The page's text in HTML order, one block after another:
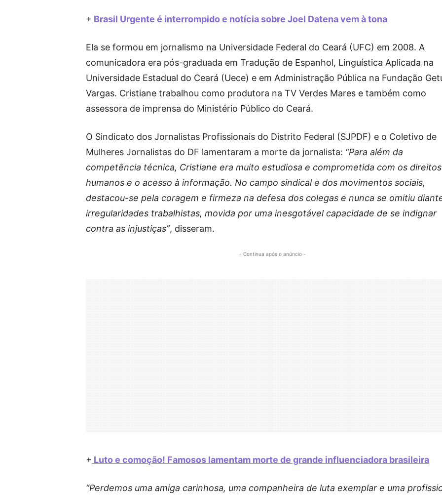
+ Brasil Urgente é interrompido e notícia sobre Joel Datena vem à tona
Ela se formou em jornalismo na Universidade Federal do Ceará (UFC) em 2008. A
comunicadora era pós-graduada em Tradução de Espanhol, Linguística Aplicada na
Universidade Estadual do Ceará (Uece) e em Administração Pública na Fundação
Vargas. Cristiane trabalhou como produtora na TV Verdes Mares e também como
assessora de imprensa do Ministério Público do Ceará.
O Sindicato dos Jornalistas Profissionais do Distrito Federal (SJPDF) e o Coletivo de
Mulheres Jornalistas do DF lamentaram a morte da jornalista: “Para além da
competência técnica, Cristiane era muito estudiosa e comprometida com os direitos
humanos e o acesso à informação. No campo sindical e dos movimentos sociais,
destacou-se pela coragem e firmeza na defesa dos colegas e nunca se omitiu
irregularidades trabalhistas, movida por uma inesgotável capacidade de se indignar
contra as injustiças”, disseram.
- Continua após o anúncio -
+ Luto e comoção! Famosos lamentam morte de grande influenciadora brasileira
“Perdemos uma amiga carinhosa, uma companheira de luta exemplar e uma